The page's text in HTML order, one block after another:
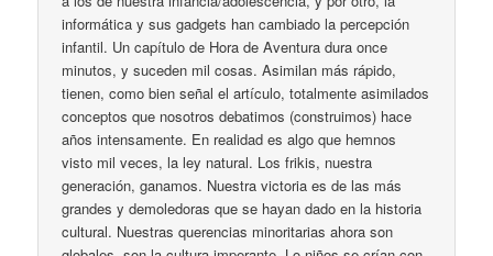
informática y sus gadgets han cambiado la percepción
infantil. Un capítulo de Hora de Aventura dura once
minutos, y suceden mil cosas. Asimilan más rápido,
tienen, como bien señal el artículo, totalmente asimilados
conceptos que nosotros debatimos (construimos) hace
años intensamente. En realidad es algo que hemnos
visto mil veces, la ley natural. Los frikis, nuestra
generación, ganamos. Nuestra victoria es de las más
grandes y demoledoras que se hayan dado en la historia
cultural. Nuestras querencias minoritarias ahora son